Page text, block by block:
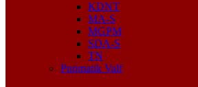
KDNT
MA-S
MGPM
SDA-S
TN
Pnömatik Valf